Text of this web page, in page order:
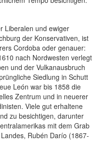
Liberalen und ewiger
der Konservativen, ist
Cordoba oder genauer:
nach Nordwesten verlegt
und der Vulkanausbruch
Siedlung in Schutt
León war bis 1858 die
Zentrum und in neuerer
Viele gut erhaltene
zu besichtigen, darunter
mit dem Grab
Rubén Darío (1867-